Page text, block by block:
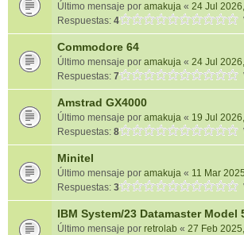
Último mensaje por amakuja « 24 Jul
Respuestas: 4
Commodore 64
Último mensaje por amakuja « 24 Jul
Respuestas: 7
Amstrad GX4000
Último mensaje por amakuja « 19 Jul
Respuestas: 8
Minitel
Último mensaje por amakuja « 11 Mar
Respuestas: 3
IBM System/23 Datamaster Model
Último mensaje por retrolab « 27 Feb